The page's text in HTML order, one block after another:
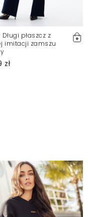
były więc
przesyłkę ,
pozytywne, jak i
w naszym
Zgłoś nielegalną treść
płaszcz z
imitacji zamszu
zł